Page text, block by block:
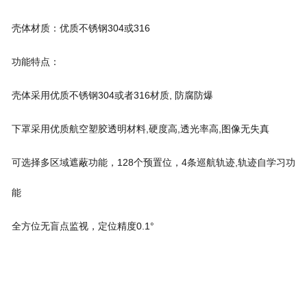
壳体材质：优质不锈钢304或316
功能特点：
壳体采用优质不锈钢304或者316材质, 防腐防爆
下罩采用优质航空塑胶透明材料,硬度高,透光率高,图像无失真
可选择多区域遮蔽功能，128个预置位，4条巡航轨迹,轨迹自学习功
能
全方位无盲点监视，定位精度0.1°